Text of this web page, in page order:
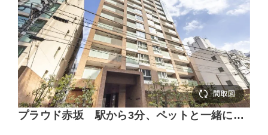
プラウド赤坂 駅から3分、ペットと一緒に最